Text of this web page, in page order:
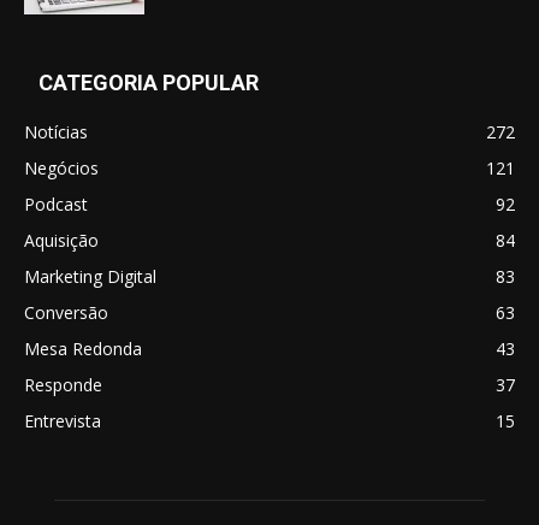
CATEGORIA POPULAR
Notícias
272
Negócios
121
Podcast
92
Aquisição
84
Marketing Digital
83
Conversão
63
Mesa Redonda
43
Responde
37
Entrevista
15